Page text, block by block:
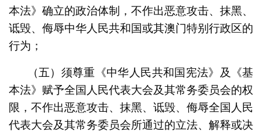
本法》 确立的政治体制，不作出恶意攻击、抹黑、
诋毁、侮辱中华人民共和国或其澳门特别行政区的
行为；
（五）须尊重《中华人民共和国宪法》及
《基
本法》 赋予全国人民代表大会及其常务委员会的权
限，不作出恶意攻击、抹黑、诋毁、侮辱全国人民
代表大会及其常务委员会所通过的立法、解释或决